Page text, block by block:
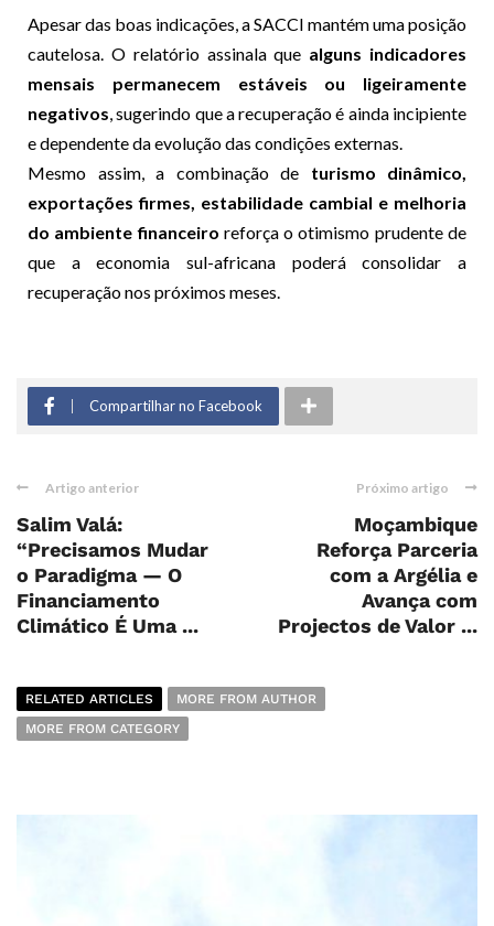
Apesar das boas indicações, a SACCI mantém uma posição
cautelosa. O relatório assinala que alguns indicadores
mensais permanecem estáveis ou ligeiramente
negativos, sugerindo que a recuperação é ainda incipiente
e dependente da evolução das condições externas.
Mesmo assim, a combinação de turismo dinâmico,
exportações firmes, estabilidade cambial e melhoria
do ambiente financeiro reforça o otimismo prudente de
que a economia sul-africana poderá consolidar a
recuperação nos próximos meses.
Compartilhar no Facebook
Artigo anterior
Salim Valá:
“Precisamos Mudar
o Paradigma — O
Financiamento
Climático É Uma ...
Próximo artigo
Moçambique
Reforça Parceria
com a Argélia e
Avança com
Projectos de Valor ...
RELATED ARTICLES
MORE FROM AUTHOR
MORE FROM CATEGORY